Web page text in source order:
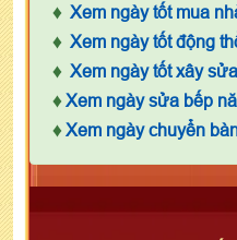
♦ Xem ngày tốt mua
♦ Xem ngày tốt động
♦ Xem ngày tốt xây
♦ Xem ngày sửa bếp
♦ Xem ngày chuyển